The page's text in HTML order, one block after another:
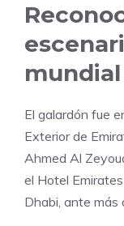
mundial
El galardón fue
Exterior de
Ahmed Al
el Hotel
Dhabi, ante